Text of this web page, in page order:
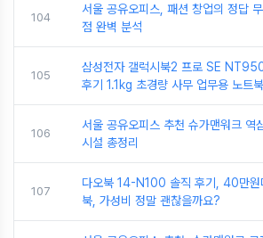
104
서울 공유오피스, 패션 창업의 정답
점 완벽 분석
105
삼성전자 갤럭시북2 프로 SE
후기 1.1kg 초경량 사무 업무용 노트
106
서울 공유오피스 추천 슈가맨워크
시설 총정리
107
다오북 14-N100 솔직 후기, 40만원
북, 가성비 정말 괜찮을까요?